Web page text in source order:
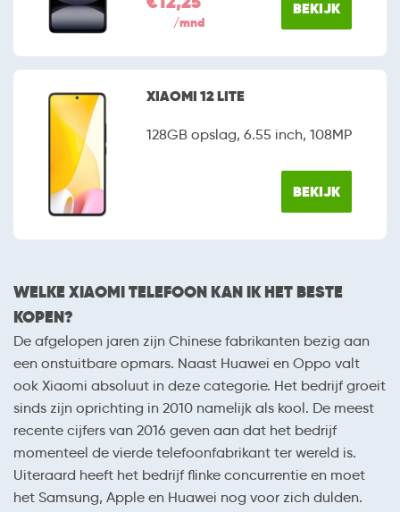
/mnd
BEKIJK
XIAOMI 12 LITE
128GB opslag, 6.55 inch, 108MP
BEKIJK
WELKE XIAOMI TELEFOON KAN IK HET BESTE
KOPEN?
De afgelopen jaren zijn Chinese fabrikanten bezig aan
een onstuitbare opmars. Naast Huawei en Oppo valt
ook Xiaomi absoluut in deze categorie. Het bedrijf groeit
sinds zijn oprichting in 2010 namelijk als kool. De meest
recente cijfers van 2016 geven aan dat het bedrijf
momenteel de vierde telefoonfabrikant ter wereld is.
Uiteraard heeft het bedrijf flinke concurrentie en moet
het Samsung, Apple en Huawei nog voor zich dulden.